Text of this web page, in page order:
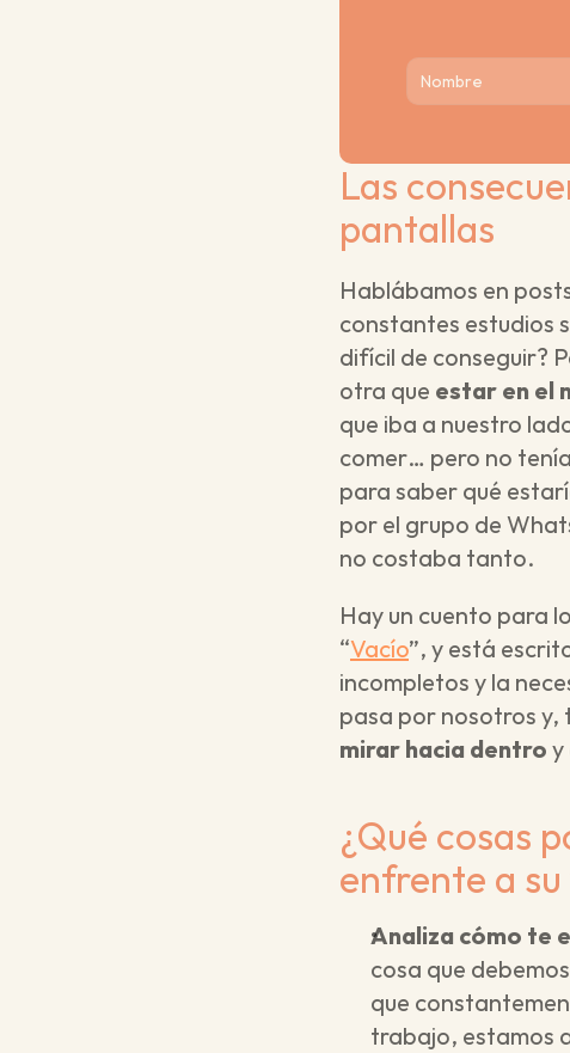
Las
pantallas
Hablábamos en
constantes estudios
difícil de conseguir?
otra que estar en el
que iba a nuestro
comer… pero no
para saber qué
por el grupo de
no costaba tanto.
Hay un cuento para
“Vacío”, y está
incompletos y la
pasa por nosotros y,
mirar hacia dentro y
¿Qué cosas
enfrente a su
Analiza cómo te
cosa que
que
trabajo, estamos